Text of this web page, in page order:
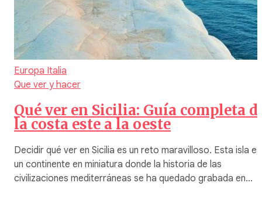
Europa Italia
Que ver y hacer
Qué ver en Sicilia: Guía completa
la costa este a la oeste
Decidir qué ver en Sicilia es un reto maravilloso. Esta isla es
un continente en miniatura donde la historia de las
civilizaciones mediterráneas se ha quedado grabada en…